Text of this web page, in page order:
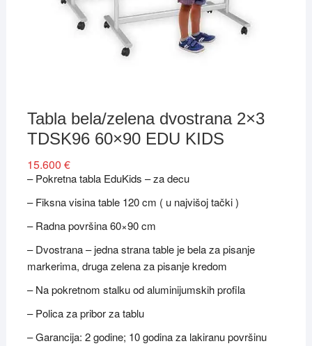
Tabla bela/zelena dvostrana 2×3
TDSK96 60×90 EDU KIDS
15.600 €
– Pokretna tabla EduKids – za decu
– Fiksna visina table 120 cm ( u najvišoj tački )
– Radna površina 60×90 cm
– Dvostrana – jedna strana table je bela za pisanje
markerima, druga zelena za pisanje kredom
– Na pokretnom stalku od aluminijumskih profila
– Polica za pribor za tablu
– Garancija: 2 godine; 10 godina za lakiranu površinu